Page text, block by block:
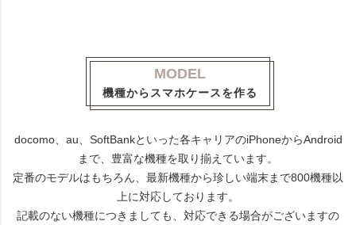
MODEL
機種からスマホケースを作る
docomo、au、SoftBankといった各キャリアのiPhoneからAndroid
まで、豊富な機種を取り揃えています。
定番のモデルはもちろん、最新機種から珍しい端末まで800機種以
上に対応しております。
記載のない機種につきましても、対応できる場合がございますの